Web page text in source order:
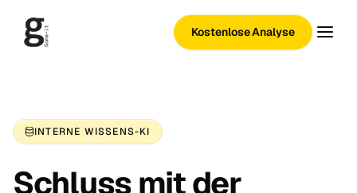
Kostenlose Analyse
INTERNE WISSENS-KI
Schluss mit der